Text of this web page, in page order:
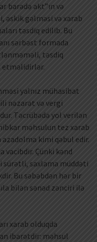
barədə akt”ın və
əskik gəlməsi və xarab
təsdiq edilib. Bu
sərbəst formada
təsdiq
etməlidirlər.
yalnız mühasibat
nəzarət və vergi
Təcrübədə yol verilən
məhsulun tez xarab
kimi qəbul edir.
vacibdir. Çünki kənd
sürətli, saxlama müddəti
Bu səbəbdən hər bir
bilən sənəd zənciri ilə
xarab olduqda
ibarətdir: məhsul